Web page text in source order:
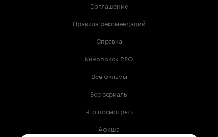
Соглашение
Правила рекомендаций
Справка
Кинопоиск PRO
Все фильмы
Все сериалы
Что посмотреть
Афиша